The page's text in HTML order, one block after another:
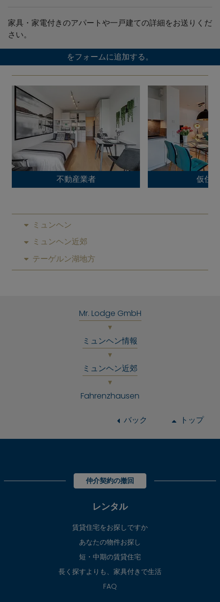
家具・家電付きのアパートや一戸建ての詳細をお送りくだ
さい。
をフォームに追加する。
不動産業者 仮住
ミュンヘン
ミュンヘン近郊
テーゲルン湖地方
Mr. Lodge GmbH
ミュンヘン情報
ミュンヘン近郊
Fahrenzhausen
バック トップ
仲介契約の撤回
レンタル
賃貸住宅をお探しですか
あなたの物件お探し
短・中期の賃貸住宅
長く探すよりも、家具付きで生活
FAQ